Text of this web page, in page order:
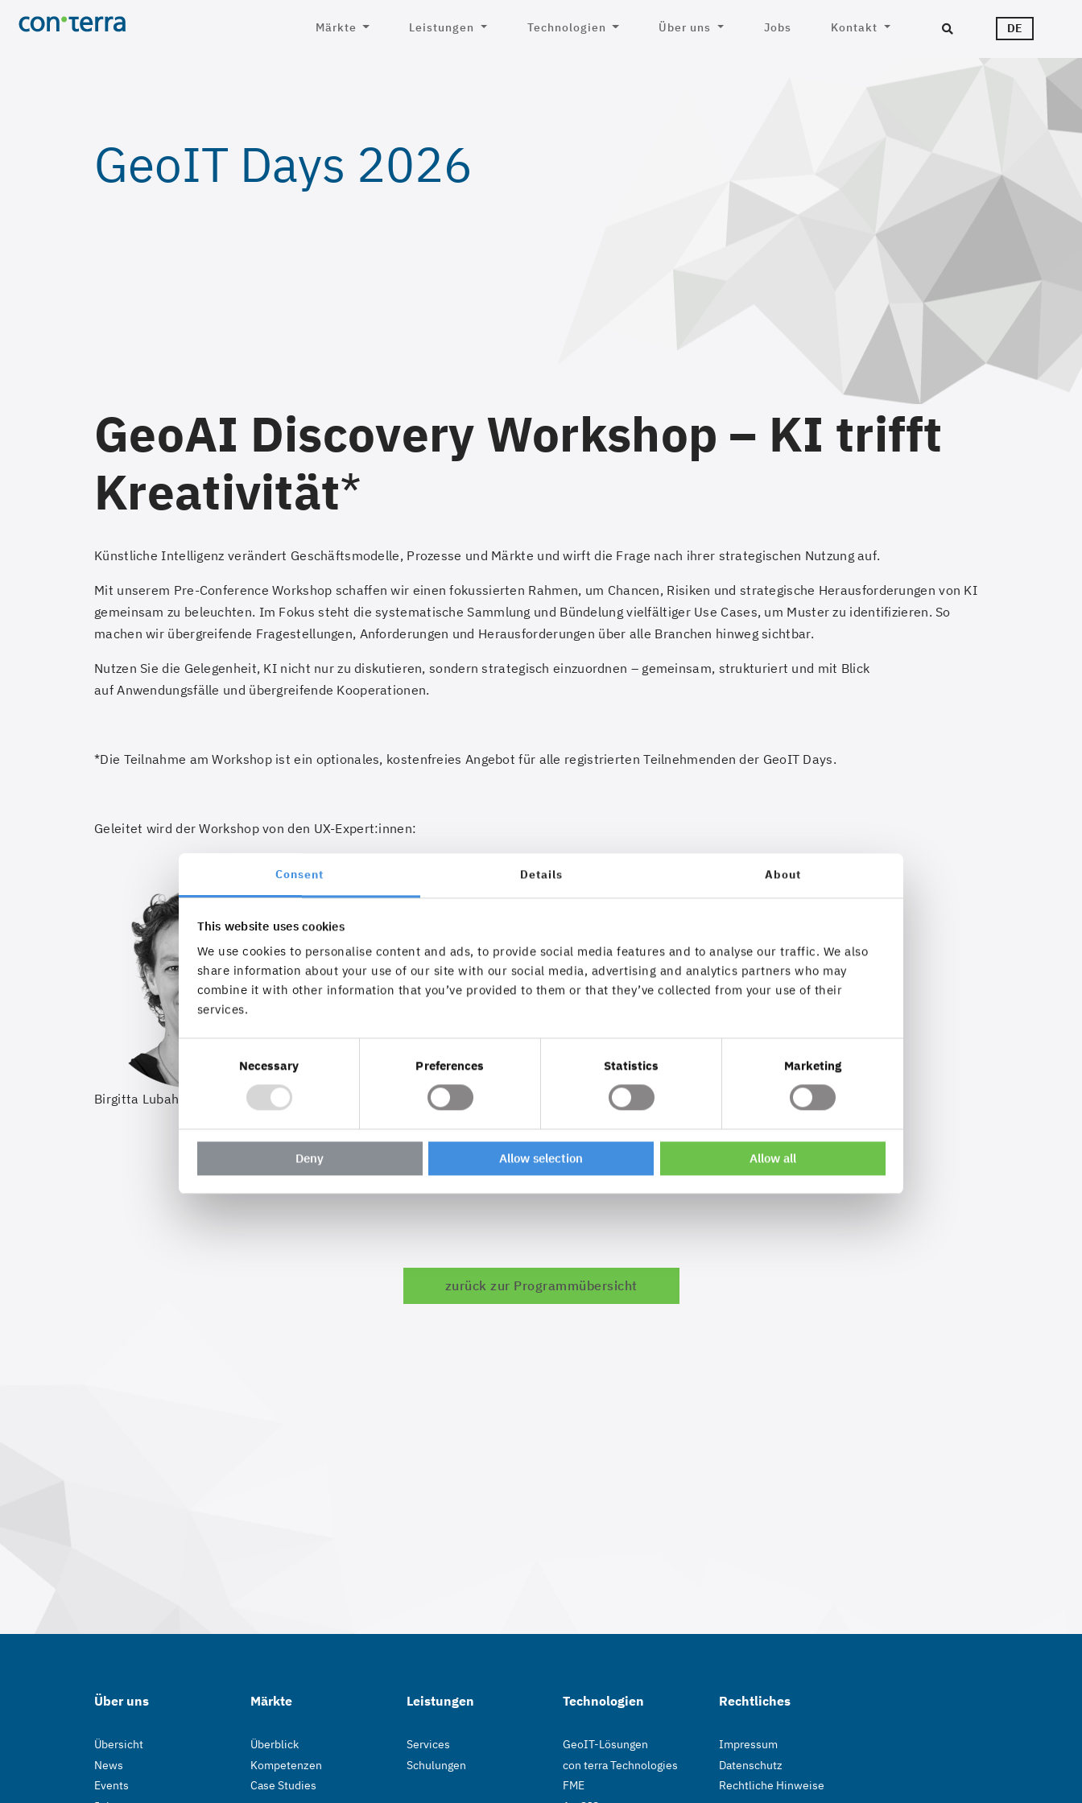
Consent Details About
This website uses cookies
We use cookies to personalise content and ads, to provide social media features and to analyse our traffic. We also
share information about your use of our site with our social media, advertising and analytics partners who may
combine it with other information that you’ve provided to them or that they’ve collected from your use of their
services.
Necessary Preferences Statistics Marketing
Deny Allow selection Allow all
zum
Märkte Leistungen Technologien Über uns Jobs Kontakt DE
GeoIT Days 2026
GeoAI Discovery Workshop – KI trifft
Kreativität*
Künstliche Intelligenz verändert Geschäftsmodelle, Prozesse und Märkte und wirft die Frage nach ihrer strategischen Nutzung auf.
Mit unserem Pre-Conference Workshop schaffen wir einen fokussierten Rahmen, um Chancen, Risiken und strategische Herausforderungen von KI
gemeinsam zu beleuchten. Im Fokus steht die systematische Sammlung und Bündelung vielfältiger Use Cases, um Muster zu identifizieren. So
machen wir übergreifende Fragestellungen, Anforderungen und Herausforderungen über alle Branchen hinweg sichtbar.
Nutzen Sie die Gelegenheit, KI nicht nur zu diskutieren, sondern strategisch einzuordnen – gemeinsam, strukturiert und mit Blick
auf Anwendungsfälle und übergreifende Kooperationen.
*Die Teilnahme am Workshop ist ein optionales, kostenfreies Angebot für alle registrierten Teilnehmenden der GeoIT Days.
Geleitet wird der Workshop von den UX-Expert:innen:
Birgitta Lubahn, con terra Sarah Lechler, con terra Dr. Christopher Britsch, con terra
zurück zur Programmübersicht
Über uns
Übersicht
News
Events
Märkte
Überblick
Kompetenzen
Case Studies
Leistungen
Services
Schulungen
Technologien
GeoIT-Lösungen
con terra Technologies
FME
Rechtliches
Impressum
Datenschutz
Rechtliche Hinweise